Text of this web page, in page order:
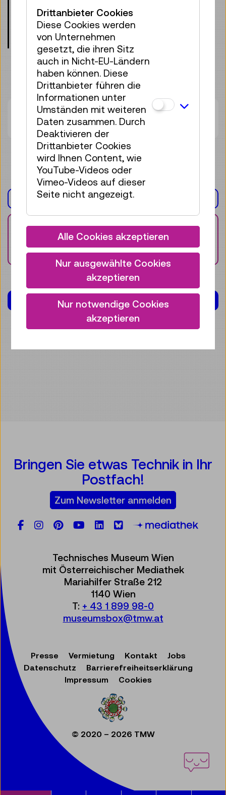
werden. Ein Widerruf ist möglich, bereits
veröffentlichte oder gedruckte Inhalte
bleiben davon unberührt.
Zurzeit stehen keine Termine zur
Verfügung.
DOKUMENT(E)
Infoblatt Maker*Sisters
Camp 2026
AUSSTELLUNG(EN)
Bringen Sie etwas Technik in Ihr
Postfach!
Zum Newsletter anmelden
Facebook
Instagram
Pinterest
YouTube
LinkedIn
Bluesky
Technisches Museum Wien
mit Österreichischer Mediathek
Mariahilfer Straße 212
1140 Wien
T: + 43 1 899 98-0
museumsbox@tmw.at
Presse Vermietung Kontakt
Jobs
Datenschutz
Barrierefreiheitserklärung
Impressum
Cookies
© 2020 – 2026 TMW
Drittanbieter Cookies
Diese Cookies werden
von Unternehmen
gesetzt, die ihren Sitz
auch in Nicht-EU-Ländern
haben können. Diese
Drittanbieter führen die
Informationen unter
Umständen mit weiteren
Daten zusammen. Durch
Deaktivieren der
Drittanbieter Cookies
wird Ihnen Content, wie
YouTube-Videos oder
Vimeo-Videos auf dieser
Seite nicht angezeigt.
Alle Cookies akzeptieren
Nur ausgewählte Cookies
akzeptieren
Nur notwendige Cookies
akzeptieren